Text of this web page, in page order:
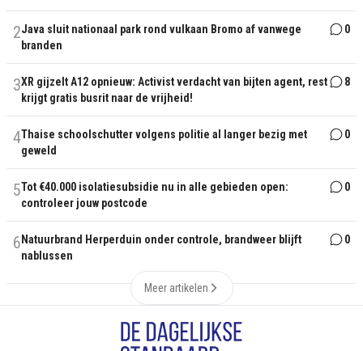
2Java sluit nationaal park rond vulkaan Bromo af vanwege
branden
0
3XR gijzelt A12 opnieuw: Activist verdacht van bijten agent, rest
krijgt gratis busrit naar de vrijheid!
8
4Thaise schoolschutter volgens politie al langer bezig met
geweld
0
5Tot €40.000 isolatiesubsidie nu in alle gebieden open:
controleer jouw postcode
0
6 Natuurbrand Herperduin onder controle, brandweer blijft
nablussen
0
Meer artikelen